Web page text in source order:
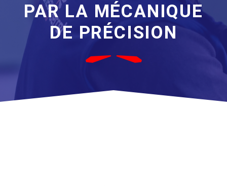
PAR LA MÉCANIQUE
DE PRÉCISION